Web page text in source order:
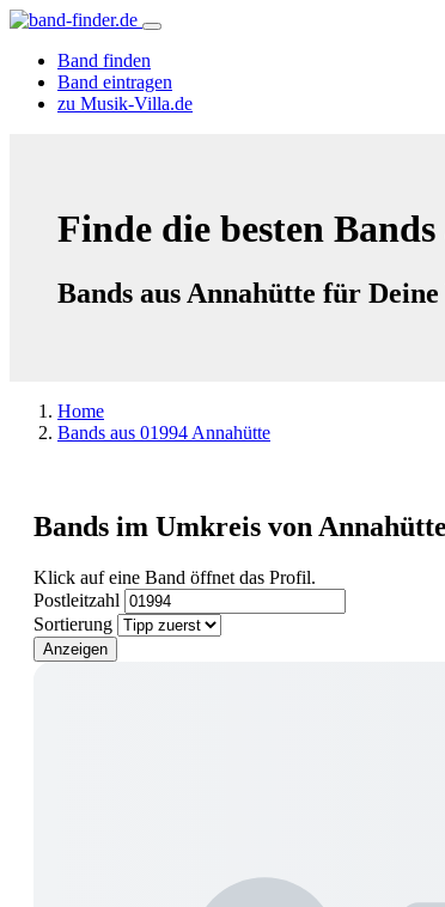
Band finden
Band eintragen
zu Musik-Villa.de
Finde die besten
Bands aus Annahütte für
Home
Bands aus 01994 Annahütte
Bands im Umkreis von Annahütte
Klick auf eine Band öffnet das Profil.
Postleitzahl
Sortierung
Anzeigen